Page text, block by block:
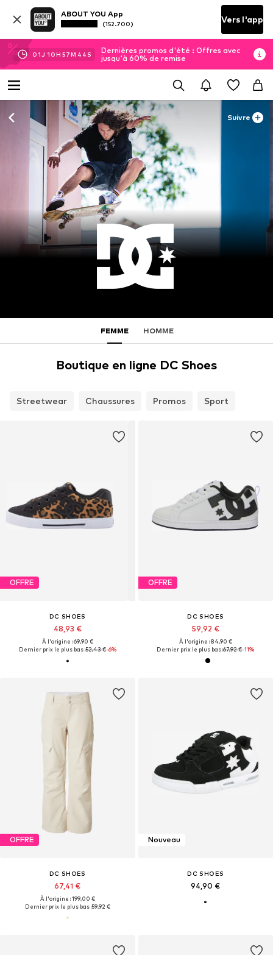
ABOUT YOU App
(152.700) Vers l'app
01J 10H 57M 43 S
Dernières promos d'été : Offres avec
jusqu'à 60% de remise
Suivre
FEMME HOMME
Boutique en ligne DC Shoes
Streetwear Chaussures Promos Sport
OFFRE
DC SHOES
48,93 €
À l'origine : 69,90 €
Dernier prix le plus bas :52,43 €-6%
OFFRE
DC SHOES
59,92 €
À l'origine : 84,90 €
Dernier prix le plus bas :67,92 €-11%
OFFRE
DC SHOES
67,41 €
À l'origine : 199,00 €
Dernier prix le plus bas :59,92 €
Nouveau
DC SHOES
94,90 €